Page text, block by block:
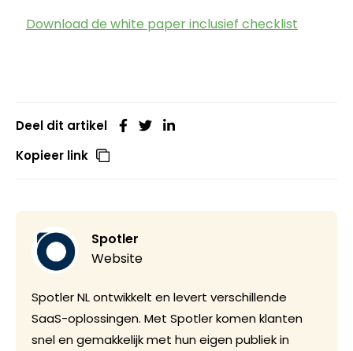
Download de white paper inclusief checklist
Deel dit artikel
Kopieer link
Spotler
Website
Spotler NL ontwikkelt en levert verschillende
SaaS-oplossingen. Met Spotler komen klanten
snel en gemakkelijk met hun eigen publiek in